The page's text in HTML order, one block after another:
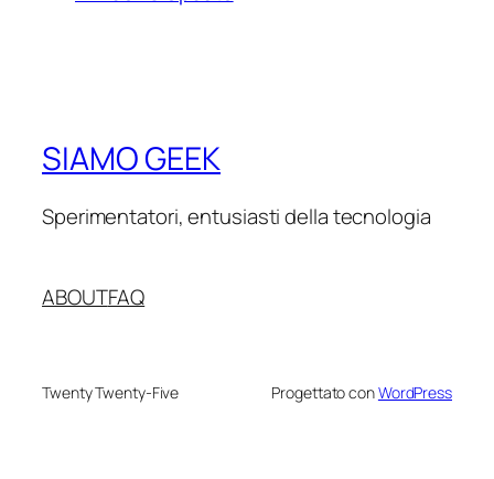
SIAMO GEEK
Sperimentatori, entusiasti della tecnologia
ABOUTFAQ
Twenty Twenty-Five Progettato conWordPress